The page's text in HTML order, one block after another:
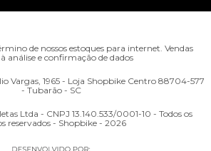
de nossos estoques para internet. Vendas
análise e confirmação de dados
Vargas, 1965 - Loja Shopbike Centro 88704-577
- Tubarão - SC
Ltda - CNPJ 13.140.533/0001-10 - Todos os
reservados - Shopbike - 2026